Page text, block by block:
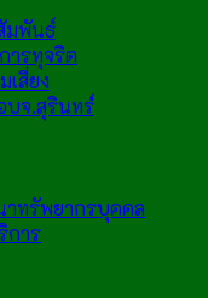
มพันธ์
ารทุจริต
เสี่ยง
บจ.สุรินทร์
ทรัพยากรบุคคล
การ